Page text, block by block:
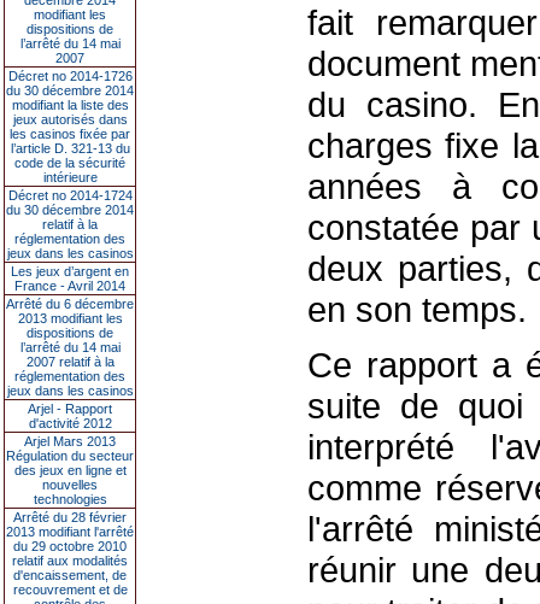
modifiant les
dispositions de
l’arrêté du 14 mai
2007
Décret no 2014-1726
du 30 décembre 2014
modifiant la liste des
jeux autorisés dans
les casinos fixée par
l’article D. 321-13 du
code de la sécurité
intérieure
Décret no 2014-1724
du 30 décembre 2014
relatif à la
réglementation des
jeux dans les casinos
Les jeux d’argent en
France - Avril 2014
Arrêté du 6 décembre
2013 modifiant les
dispositions de
l’arrêté du 14 mai
2007 relatif à la
réglementation des
jeux dans les casinos
Arjel - Rapport
d'activité 2012
Arjel Mars 2013
Régulation du secteur
des jeux en ligne et
nouvelles
technologies
Arrêté du 28 février
2013 modifiant l'arrêté
du 29 octobre 2010
relatif aux modalités
d'encaissement, de
recouvrement et de
fait
document
du casino.
charges fixe
années à
constatée par
deux parties,
en son temps.
Ce rapport a
suite de quoi
interprété
comme
l'arrêté
réunir une